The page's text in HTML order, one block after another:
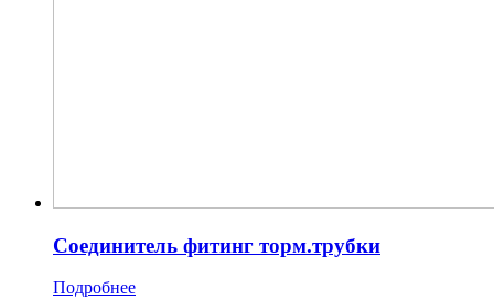
Соединитель фитинг торм.трубки
Подробнее